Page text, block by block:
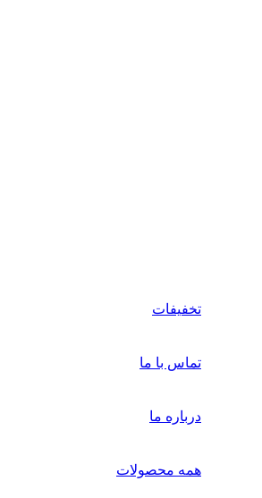
تخفیفات
تماس با ما
درباره ما
همه محصولات